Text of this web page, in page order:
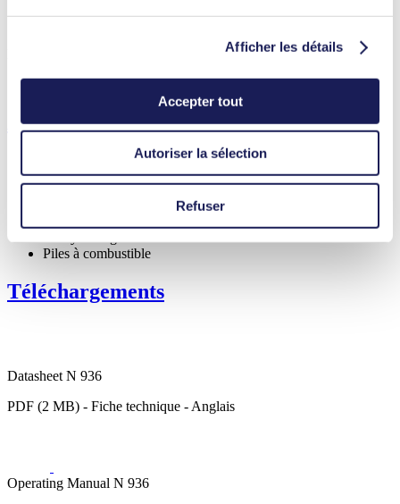
Afficher les détails
Accepter tout
Autoriser la sélection
Refuser
Applications
Piles à combustible
Téléchargements
Datasheet N 936
PDF (2 MB) - Fiche technique - Anglais
Operating Manual N 936